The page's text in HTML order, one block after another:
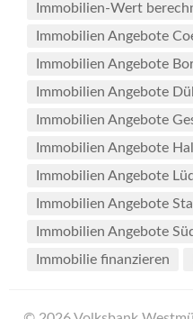
Immobilien-Wert
Immobilien Angebote
Immobilien Angebote
Immobilien Angebote
Immobilien Angebote
Immobilien Angebote
Immobilien Angebote
Immobilien Angebote
Immobilien Angebote
Immobilie finanzieren